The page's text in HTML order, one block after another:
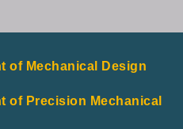
of Mechanical Design
of Precision Mechanical